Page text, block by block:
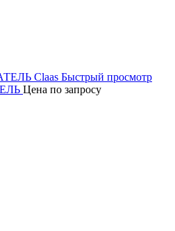
Быстрый просмотр
Цена по запросу